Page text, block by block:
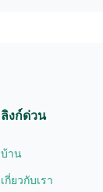
ลิงก์ด่วน
บ้าน
เกี่ยวกับเรา